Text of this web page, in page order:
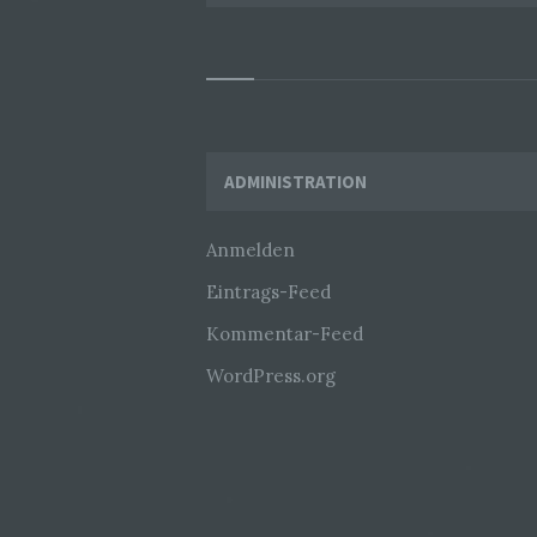
Widgets
ADMINISTRATION
Anmelden
Eintrags-Feed
Kommentar-Feed
WordPress.org